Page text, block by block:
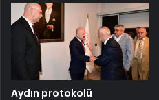
Aydın protokolü